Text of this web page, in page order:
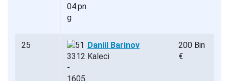
25
Daniil Barinov
Kaleci
200 Bin
€